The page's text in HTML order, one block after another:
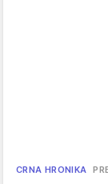
CRNA HRONIKA